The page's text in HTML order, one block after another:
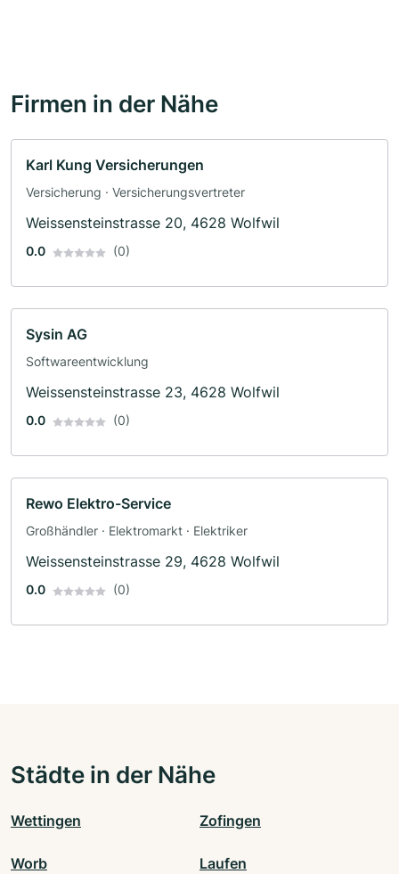
Firmen in der Nähe
Karl Kung Versicherungen
Versicherung · Versicherungsvertreter
Weissensteinstrasse 20, 4628 Wolfwil
0.0 (0)
Sysin AG
Softwareentwicklung
Weissensteinstrasse 23, 4628 Wolfwil
0.0 (0)
Rewo Elektro-Service
Großhändler · Elektromarkt · Elektriker
Weissensteinstrasse 29, 4628 Wolfwil
0.0 (0)
Städte in der Nähe
Wettingen Zofingen
Worb Laufen